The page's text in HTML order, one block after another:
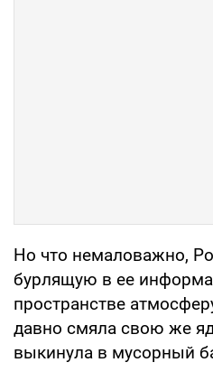
Но что немаловажно,
бурлящую в ее
пространстве
давно смяла свою же
выкинула в мусорный